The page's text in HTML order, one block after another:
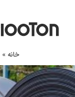
خانه »